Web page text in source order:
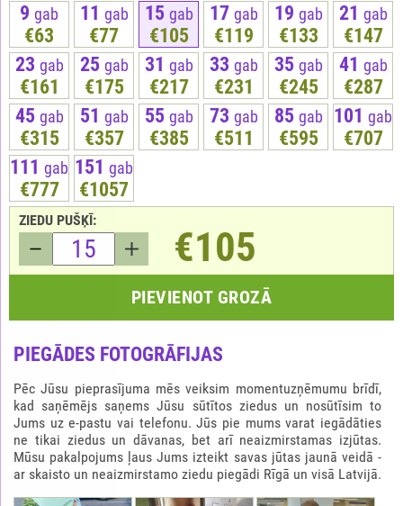
9 gab
€63
11 gab
€77
15 gab
€105
17 gab
€119
19 gab
€133
21 gab
€147
23 gab
€161
25 gab
€175
31 gab
€217
33 gab
€231
35 gab
€245
41 gab
€287
45 gab
€315
51 gab
€357
55 gab
€385
73 gab
€511
85 gab
€595
101 gab
€707
111 gab
€777
151 gab
€1057
ZIEDU PUŠĶĪ:
€105
PIEVIENOT GROZĀ
PIEGĀDES FOTOGRĀFIJAS
Pēc Jūsu pieprasījuma mēs veiksim momentuzņēmumu brīdī,
kad saņēmējs saņems Jūsu sūtītos ziedus un nosūtīsim to
Jums uz e-pastu vai telefonu. Jūs pie mums varat iegādāties
ne tikai ziedus un dāvanas, bet arī neaizmirstamas izjūtas.
Mūsu pakalpojums ļaus Jums izteikt savas jūtas jaunā veidā -
ar skaisto un neaizmirstamo ziedu piegādi Rīgā un visā Latvijā.